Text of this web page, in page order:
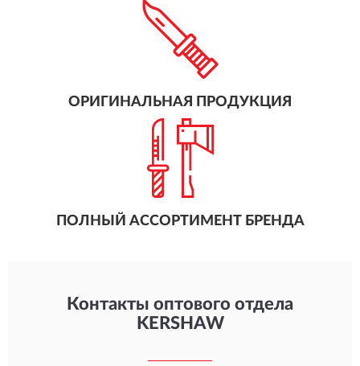
ОРИГИНАЛЬНАЯ ПРОДУКЦИЯ
ПОЛНЫЙ АССОРТИМЕНТ БРЕНДА
Контакты оптового отдела
KERSHAW